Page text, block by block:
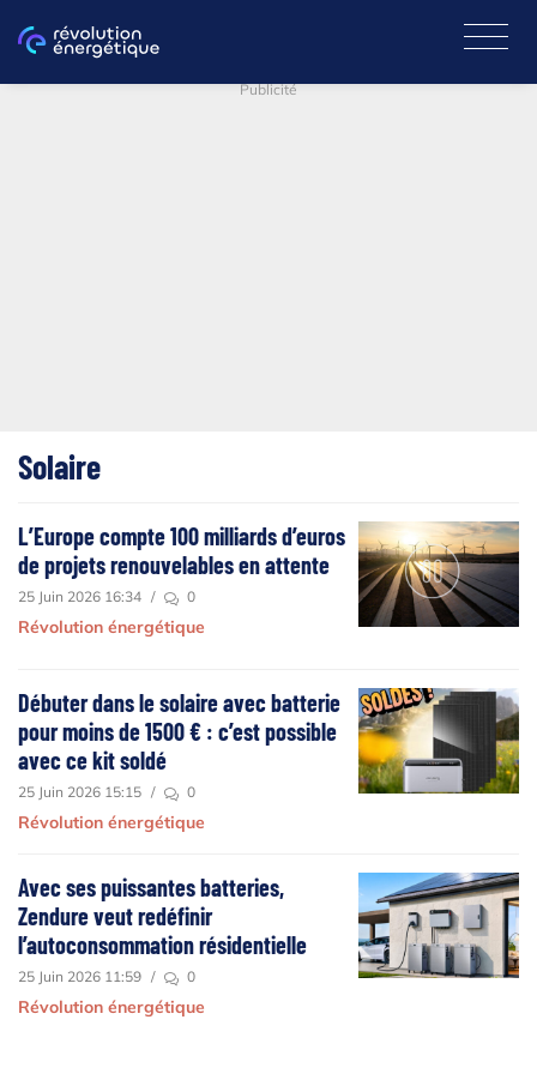
Publicité
Solaire
L’Europe compte 100 milliards d’euros
de projets renouvelables en attente
25 Juin 2026 16:34 / 0
Révolution énergétique
Débuter dans le solaire avec batterie
pour moins de 1500 € : c’est possible
avec ce kit soldé
25 Juin 2026 15:15 / 0
Révolution énergétique
Avec ses puissantes batteries,
Zendure veut redéfinir
l’autoconsommation résidentielle
25 Juin 2026 11:59 / 0
Révolution énergétique